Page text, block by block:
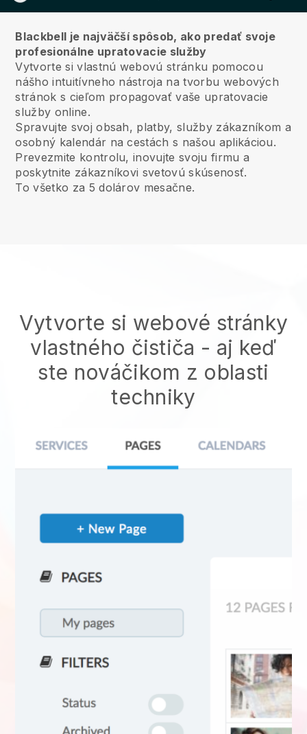
Blackbell je najväčší spôsob, ako predať svoje
profesionálne upratovacie služby
Vytvorte si vlastnú webovú stránku pomocou
nášho intuitívneho nástroja na tvorbu webových
stránok s cieľom propagovať vaše upratovacie
služby online.
Spravujte svoj obsah, platby, služby zákazníkom a
osobný kalendár na cestách s našou aplikáciou.
Prevezmite kontrolu, inovujte svoju firmu a
poskytnite zákazníkovi svetovú skúsenosť.
To všetko za 5 dolárov mesačne.
Vytvorte si webové stránky
vlastného čističa - aj keď
ste nováčikom z oblasti
techniky